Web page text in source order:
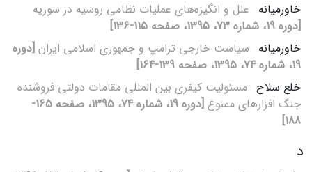
خاورمیانه علل و انگیزه‌های عملیات نظامی روسیه در سوریه ‌
[دوره 19، شماره 73، 1395، صفحه 115-136]
خاورمیانه سیاست خارجی ترامپ و جمهوری اسلامی ایران [دوره
19، شماره 74، 1395، صفحه 139-164]
خلع سلاح مسئولیت کیفری بین‏ المللی مقامات دولتی فروشنده
جنگ‏ افزارهای ممنوع
[دوره 19، شماره 74، 1395، صفحه 165-
188]
د